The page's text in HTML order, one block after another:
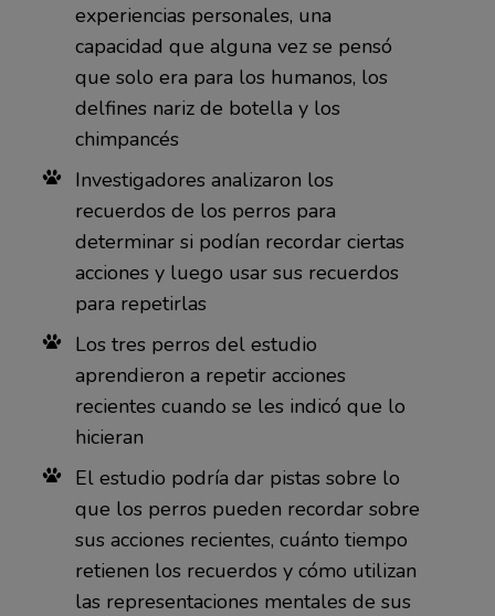
experiencias personales, una
capacidad que alguna vez se pensó
que solo era para los humanos, los
delfines nariz de botella y los
chimpancés
Investigadores analizaron los
recuerdos de los perros para
determinar si podían recordar ciertas
acciones y luego usar sus recuerdos
para repetirlas
Los tres perros del estudio
aprendieron a repetir acciones
recientes cuando se les indicó que lo
hicieran
El estudio podría dar pistas sobre lo
que los perros pueden recordar sobre
sus acciones recientes, cuánto tiempo
retienen los recuerdos y cómo utilizan
las representaciones mentales de sus